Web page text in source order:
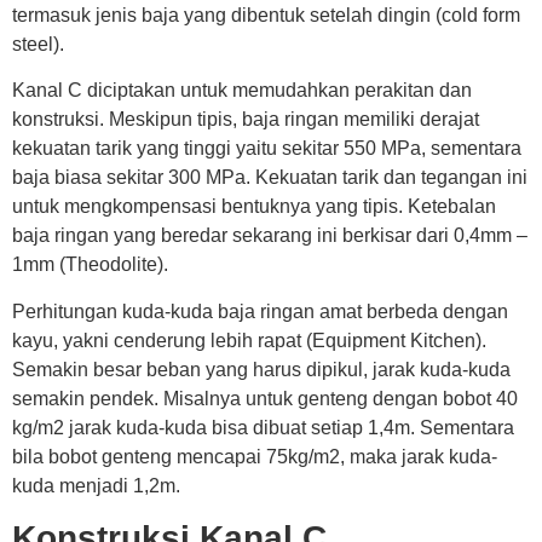
termasuk jenis baja yang dibentuk setelah dingin (cold form
steel).
Kanal C diciptakan untuk memudahkan perakitan dan
konstruksi. Meskipun tipis, baja ringan memiliki derajat
kekuatan tarik yang tinggi yaitu sekitar 550 MPa, sementara
baja biasa sekitar 300 MPa. Kekuatan tarik dan tegangan ini
untuk mengkompensasi bentuknya yang tipis. Ketebalan
baja ringan yang beredar sekarang ini berkisar dari 0,4mm –
1mm (Theodolite).
Perhitungan kuda-kuda baja ringan amat berbeda dengan
kayu, yakni cenderung lebih rapat (Equipment Kitchen).
Semakin besar beban yang harus dipikul, jarak kuda-kuda
semakin pendek. Misalnya untuk genteng dengan bobot 40
kg/m2 jarak kuda-kuda bisa dibuat setiap 1,4m. Sementara
bila bobot genteng mencapai 75kg/m2, maka jarak kuda-
kuda menjadi 1,2m.